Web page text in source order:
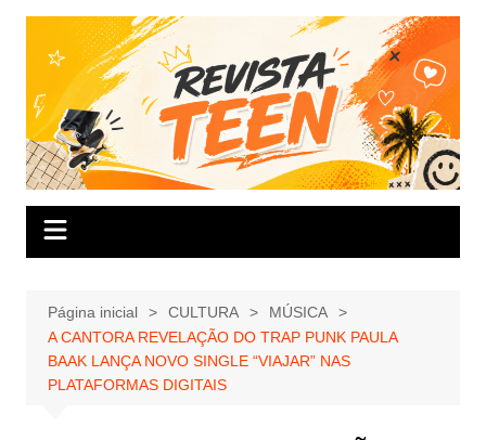
conteúdo
Página inicial CULTURA
MÚSICA
A CANTORA REVELAÇÃO DO TRAP PUNK PAULA
BAAK LANÇA NOVO SINGLE “VIAJAR” NAS
PLATAFORMAS DIGITAIS